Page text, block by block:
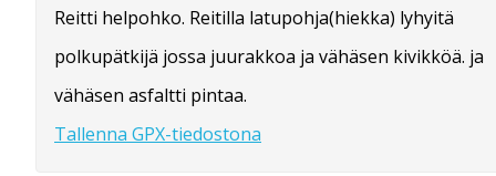
Reitti helpohko. Reitilla latupohja(hiekka) lyhyitä
polkupätkijä jossa juurakkoa ja vähäsen kivikköä. ja
vähäsen asfaltti pintaa.
Tallenna GPX-tiedostona